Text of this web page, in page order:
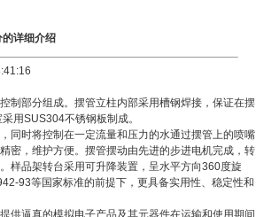
详细介绍
制部分组成。摆管立柱内部采用槽钢焊接，保证在摆
用SUS304不锈钢板制成。
同时将控制在一定流量和压力的水通过摆管上的喷嘴
密，维护方便。摆管摆动由先进的步进电机完成，转
样品架转台采用可升降装置，呈水平方向360度旋
93等国家标准的前提下，更具备实用性、稳定性和
逼真的模拟电子产品及其元器件在运输和使用期间